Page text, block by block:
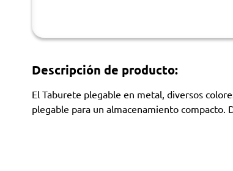
Descripción de producto:
El Taburete plegable en metal, diversos
plegable para un almacenamiento compacto.